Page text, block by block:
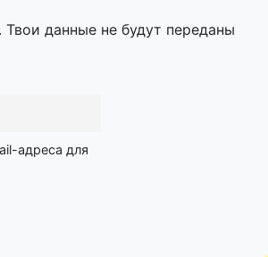
данные не будут переданы
адреса для